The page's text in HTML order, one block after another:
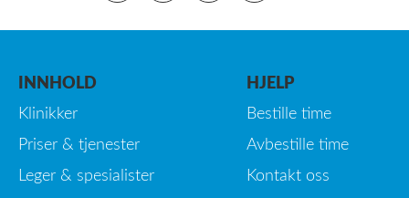
INNHOLD
Klinikker
Priser & tjenester
Leger & spesialister
HJELP
Bestille time
Avbestille time
Kontakt oss